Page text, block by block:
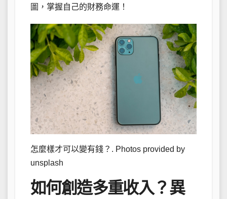
圖，掌握自己的財務命運！
怎麼樣才可以變有錢？. Photos provided by
unsplash
如何創造多重收入？異